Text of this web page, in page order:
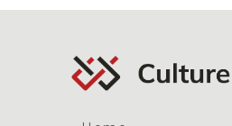
るインドネシア人
得てきました。
Culture ...
を担うことになり
コンテスト）に
は、作...